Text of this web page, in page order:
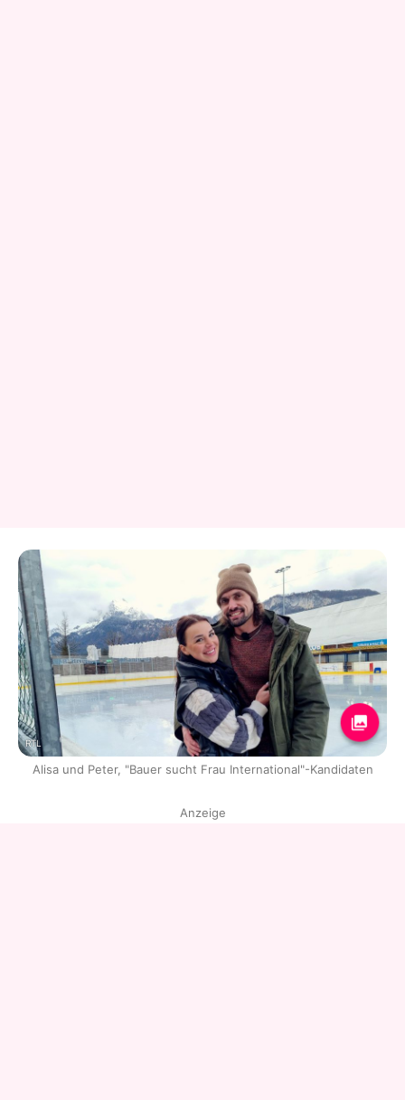
RTL
Alisa und Peter, "Bauer sucht Frau International"-Kandidaten
Anzeige